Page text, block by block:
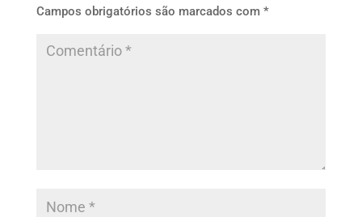
Campos obrigatórios são marcados com *